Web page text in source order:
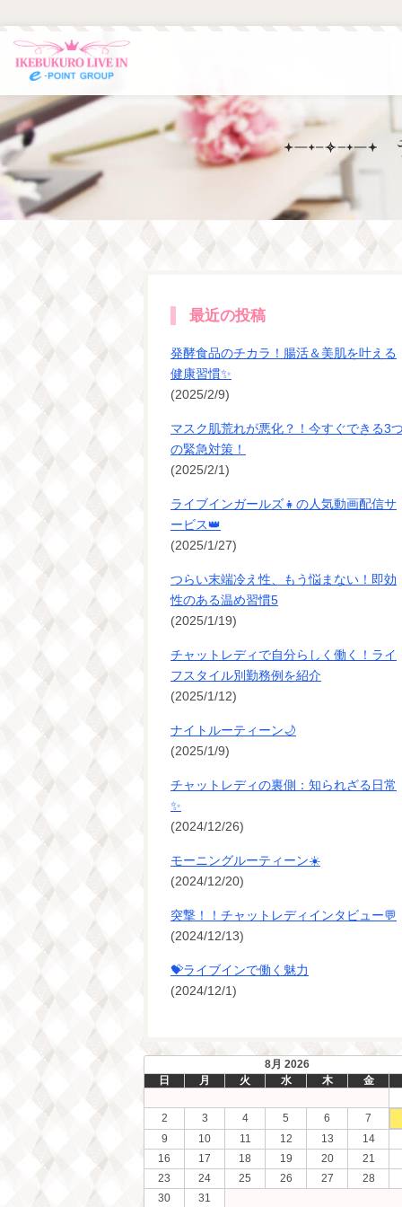
最近の投稿
発酵食品のチカラ！腸活＆美肌を叶える
健康習慣✨
(2025/2/9)
マスク肌荒れが悪化？！今すぐできる3
の緊急対策！
(2025/2/1)
ライブインガールズ👧の人気動画配信サ
ービス👑
(2025/1/27)
つらい末端冷え性、もう悩まない！即効
性のある温め習慣5
(2025/1/19)
チャットレディで自分らしく働く！ライ
フスタイル別勤務例を紹介
(2025/1/12)
ナイトルーティーン🌙
(2025/1/9)
チャットレディの裏側：知られざる日常
✨
(2024/12/26)
モーニングルーティーン☀️
(2024/12/20)
突撃！！チャットレディインタビュー💬
(2024/12/13)
💝ライブインで働く魅力
(2024/12/1)
8月 2026
日
月 火 水 木 金
2 3 4 5 6
7
9
10 11 12 13
14
16
17 18 19 20
21
23
24 25 26 27
28
30
31